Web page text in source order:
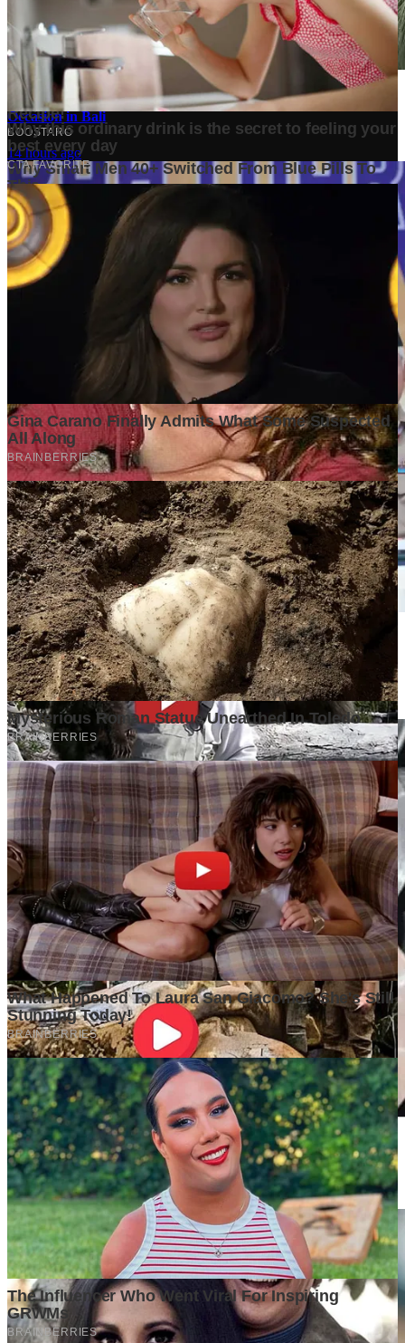
How to Choose the Perfect Flower Bouquet for Every Special
Occasion in Bali
14 hours ago
Surat Terbuka kepada Kakak Ketua Mabida dan Peserta
Musyawarah Daerah Luar Biasa Kwarda Pramuka DKI
Jakarta
1 week ago
Pentingnya Pipa Berlapis dan Valve Berkualitas untuk Sistem
Industri
2 weeks ago